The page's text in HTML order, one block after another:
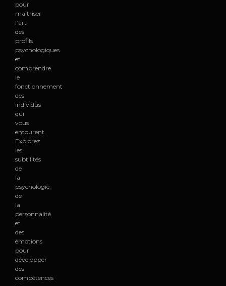
pour
maîtriser
l’art
des
profils
psychologiques
et
comprendre
le
fonctionnement
des
individus
qui
vous
entourent.
Explorez
les
subtilités
de
la
psychologie,
de
la
personnalité
et
des
émotions
pour
développer
des
compétences